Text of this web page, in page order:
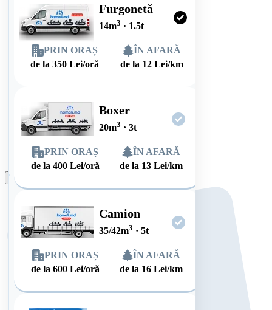
Furgonetă
14m3 · 1.5t
PRIN ORAȘ
de la 350 Lei/oră
ÎN AFARĂ
de la 12 Lei/km
Boxer
20m3 · 3t
PRIN ORAȘ
de la400 Lei/oră
ÎN AFARĂ
de la 13 Lei/km
Camion
35/42m3 · 5t
PRIN ORAȘ
de la600 Lei/oră
ÎN AFARĂ
de la 16 Lei/km
Plasează comanda